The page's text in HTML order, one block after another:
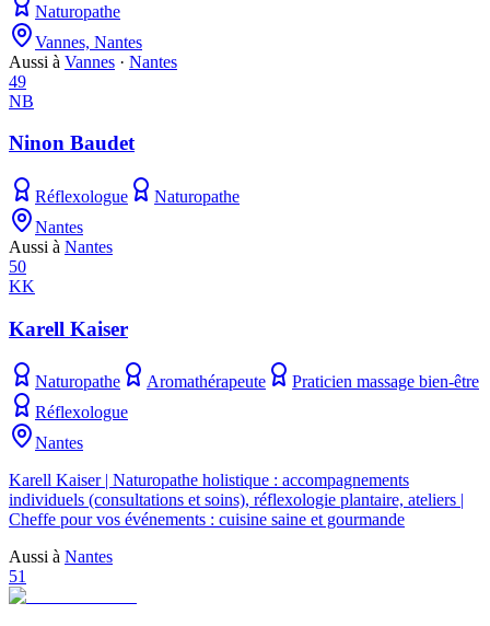
Naturopathe
Vannes, Nantes
Aussi à Vannes · Nantes
49
NB
Ninon Baudet
Réflexologue
Naturopathe
Nantes
Aussi à Nantes
50
KK
Karell Kaiser
Naturopathe Aromathérapeute
Praticien massage bien-être
Réflexologue
Nantes
Karell Kaiser | Naturopathe holistique : accompagnements
individuels (consultations et soins), réflexologie plantaire, ateliers |
Cheffe pour vos événements : cuisine saine et gourmande
Aussi à Nantes
51